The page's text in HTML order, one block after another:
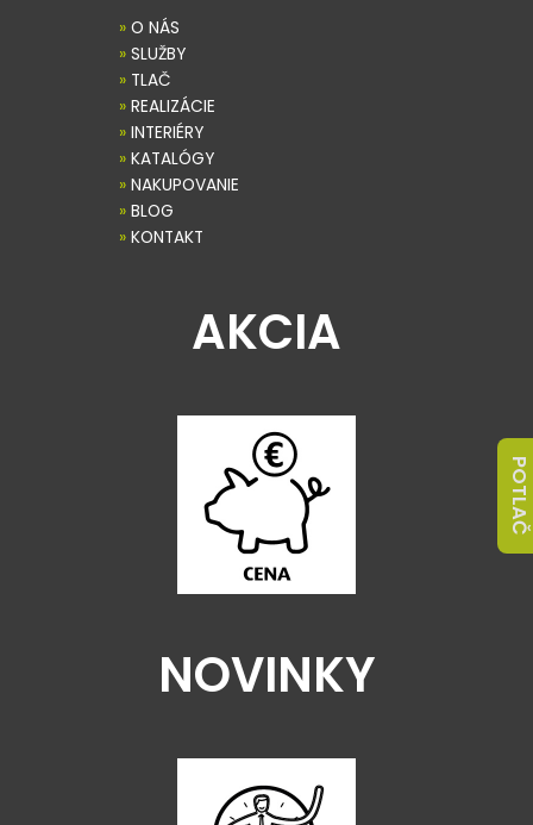
» O NÁS
» SLUŽBY
» TLAČ
» REALIZÁCIE
» INTERIÉRY
» KATALÓGY
» NAKUPOVANIE
» BLOG
» KONTAKT
AKCIA
NOVINKY
POTLAČ